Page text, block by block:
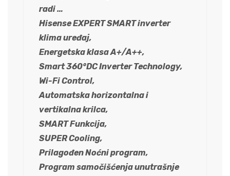
radi …
Hisense EXPERT SMART inverter
klima uređaj,
Energetska klasa A+/A++,
Smart 360°DC Inverter Technology,
Wi-Fi Control,
Automatska horizontalna i
vertikalna krilca,
SMART Funkcija,
SUPER Cooling,
Prilagođen Noćni program,
Program samočišćenja unutrašnje